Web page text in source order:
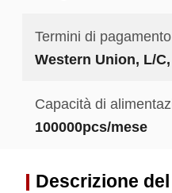
Termini di pagamento
Western Union, L/
Capacità di
100000pcs/mese
Descrizione